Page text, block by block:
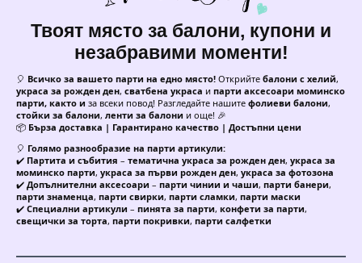
Твоят място за балони, купони и
незабравими моменти!
🎈 Всичко за вашето парти на едно място! Открийте балони с хелий,
украса за рожден ден, сватбена украса и парти аксесоари моминско
парти, както и за всеки повод! Разгледайте нашите фолиеви балони,
стойки за балони, ленти за балони и още! 🎉
📦 Бърза доставка | Гарантирано качество | Достъпни цени
🎈 Голямо разнообразие на парти артикули:
✔️ Партита и събития – тематична украса за рожден ден, украса за
моминско парти, украса за първи рожден ден, украса за фотозона
✔️ Допълнителни аксесоари – парти чинии и чаши, парти банери,
парти знаменца, парти свирки, парти сламки, парти маски
✔️ Специални артикули – пинята за парти, конфети за парти,
свещички за торта, парти покривки, парти салфетки